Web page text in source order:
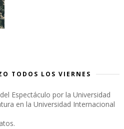
TODOS LOS VIERNES
Espectáculo por la Universidad
en la Universidad Internacional